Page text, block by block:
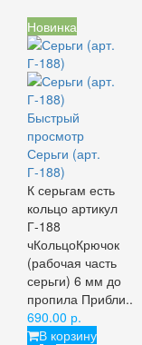
Новинка
Быстрый
просмотр
Серьги (арт.
Г-188)
К серьгам есть
кольцо артикул
Г-188
чКольцоКрючок
(рабочая часть
серьги) 6 мм до
пропила Прибли..
690.00 р.
В корзину